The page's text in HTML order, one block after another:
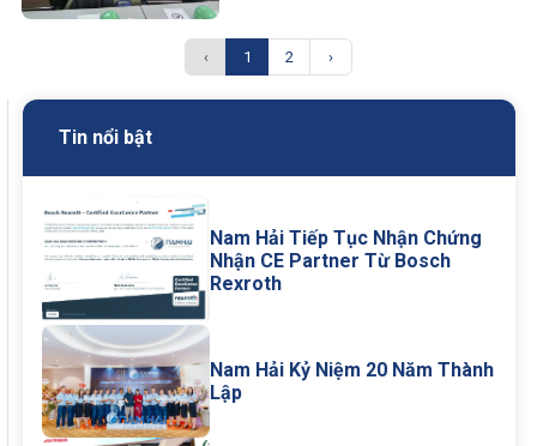
‹ 1 2 ›
Tin nổi bật
Nam Hải Tiếp Tục Nhận Chứng
Nhận CE Partner Từ Bosch
Rexroth
Nam Hải Kỷ Niệm 20 Năm Thành
Lập